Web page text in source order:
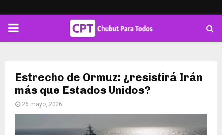
PRIMARY
Estrecho de Ormuz: ¿resistirá Irán
más que Estados Unidos?
26 mayo, 2026